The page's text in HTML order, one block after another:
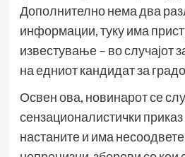
Дополнително нема два
информации, туку има
известување – во случајот
на едниот кандидат за
Освен ова, новинарот се
сензационалистички
настаните и има